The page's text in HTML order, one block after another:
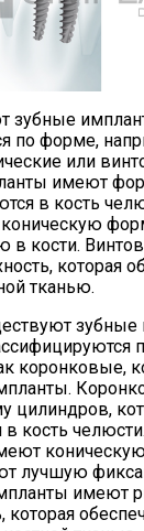
зубные
по форме,
или
имеют
в кость
в кости.
которая
тканью.